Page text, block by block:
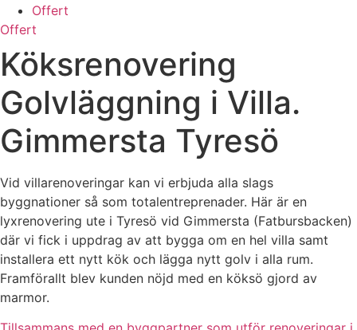
Offert
Offert
Köksrenovering
Golvläggning i Villa.
Gimmersta Tyresö
Vid villarenoveringar kan vi erbjuda alla slags
byggnationer så som totalentreprenader. Här är en
lyxrenovering ute i Tyresö vid Gimmersta (Fatbursbacken)
där vi fick i uppdrag av att bygga om en hel villa samt
installera ett nytt kök och lägga nytt golv i alla rum.
Framförallt blev kunden nöjd med en köksö gjord av
marmor.